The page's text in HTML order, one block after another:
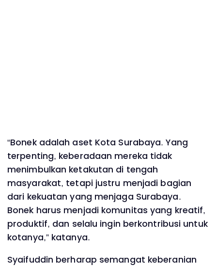
‎“Bonek adalah aset Kota Surabaya. Yang
terpenting, keberadaan mereka tidak
menimbulkan ketakutan di tengah
masyarakat, tetapi justru menjadi bagian
dari kekuatan yang menjaga Surabaya.
Bonek harus menjadi komunitas yang kreatif,
produktif, dan selalu ingin berkontribusi untuk
kotanya,” katanya.
‎Syaifuddin berharap semangat keberanian